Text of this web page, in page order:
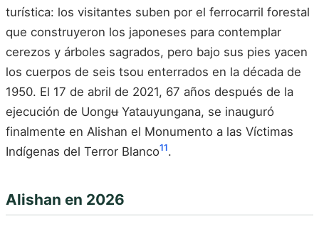
turística: los visitantes suben por el ferrocarril forestal
que construyeron los japoneses para contemplar
cerezos y árboles sagrados, pero bajo sus pies yacen
los cuerpos de seis tsou enterrados en la década de
1950. El 17 de abril de 2021, 67 años después de la
ejecución de Uongʉ Yatauyungana, se inauguró
finalmente en Alishan el Monumento a las Víctimas
Indígenas del Terror Blanco11.
Alishan en 2026